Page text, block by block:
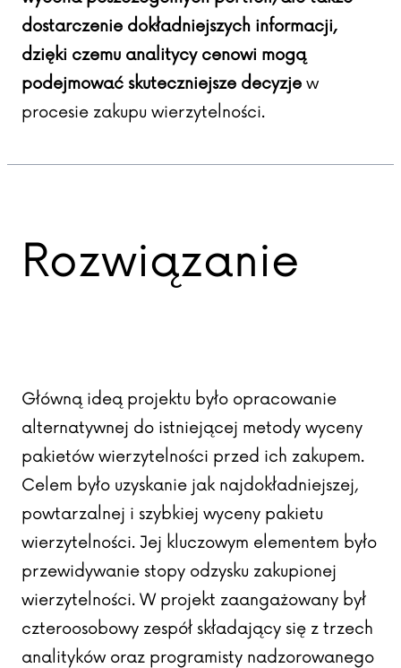
dostarczenie dokładniejszych informacji,
dzięki czemu analitycy cenowi mogą
podejmować skuteczniejsze decyzje w
procesie zakupu wierzytelności.
Rozwiązanie
Główną ideą projektu było opracowanie
alternatywnej do istniejącej metody wyceny
pakietów wierzytelności przed ich zakupem.
Celem było uzyskanie jak najdokładniejszej,
powtarzalnej i szybkiej wyceny pakietu
wierzytelności. Jej kluczowym elementem było
przewidywanie stopy odzysku zakupionej
wierzytelności. W projekt zaangażowany był
czteroosobowy zespół składający się z trzech
analityków oraz programisty nadzorowanego